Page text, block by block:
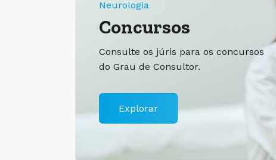
Neurologia
Concursos
Consulte os júris para os concursos
do Grau de Consultor.
Explorar